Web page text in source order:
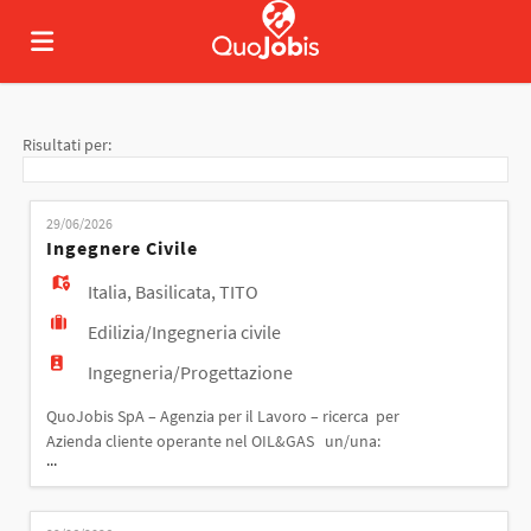
Offerte
di
lavoro
Carica
il
CV
Login
Lingua
Risultati per:
29/06/2026
Ingegnere Civile
Italia, Basilicata,TITO
Edilizia/Ingegneria civile
Ingegneria/Progettazione
QuoJobis SpA – Agenzia per il Lavoro – ricerca per
Azienda cliente operante nel OIL&GAS un/una:
INGEGNERE CIVILE La figura professionale ricercata
dovrà occuparsi di rilievi tecnici sui cantieri e
computi metrici, progettare con autocad 2d-3d
...